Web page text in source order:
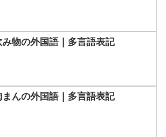
み物の外国語｜多言語表記
まんの外国語｜多言語表記